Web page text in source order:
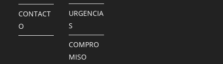
CONTACT
O
URGENCIA
S
COMPRO
MISO